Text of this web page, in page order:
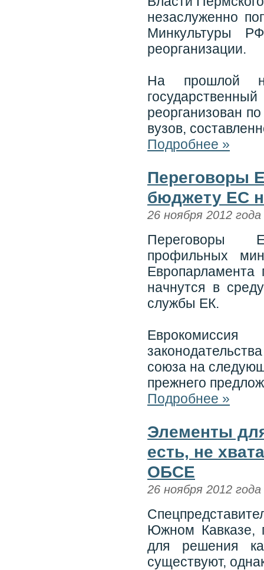
незаслуженно
Минкультуры
реорганизации.
На прошлой
реорганизован
вузов,
Подробнее »
Переговоры
бюджету ЕС
26 ноября 2012 года
Переговоры
профильных
начнутся в
службы ЕК.
союза на
прежнего
Подробнее »
Элементы
есть, не
ОБСЕ
26 ноября 2012 года
Южном Кавказе,
для решения
существуют,